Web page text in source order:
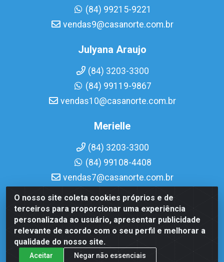
O nosso site coleta cookies próprios e de
terceiros para proporcionar uma experiência
personalizada ao usuário, apresentar publicidade
relevante de acordo com o seu perfil e melhorar a
qualidade do nosso site.
Aceitar Negar não essenciais
(84) 99215-9221
vendas9@casanorte.com.br
Julyana Araujo
(84) 3203-3300
(84) 99119-9867
vendas10@casanorte.com.br
Merielle
(84) 3203-3300
(84) 99108-4408
vendas7@casanorte.com.br
Casa Norte LTDA - Av. Interventor Mário Câmara, 1815 -
Dix-Sept Rosado, Natal/RN - CEP 59054-600 - CNPJ
08.713.513/0001-51